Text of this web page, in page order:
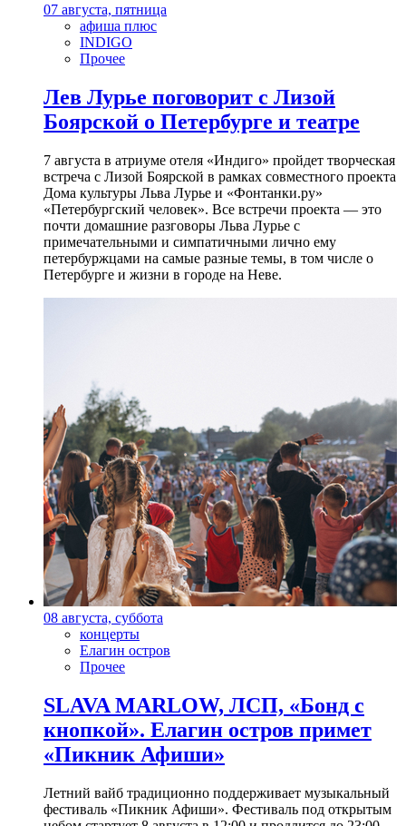
07 августа, пятница
афиша плюс
INDIGO
Прочее
Лев Лурье поговорит с Лизой
Боярской о Петербурге и театре
7 августа в атриуме отеля «Индиго» пройдет творческая
встреча с Лизой Боярской в рамках совместного проекта
Дома культуры Льва Лурье и «Фонтанки.ру»
«Петербургский человек». Все встречи проекта — это
почти домашние разговоры Льва Лурье с
примечательными и симпатичными лично ему
петербуржцами на самые разные темы, в том числе о
Петербурге и жизни в городе на Неве.
08 августа, суббота
концерты
Елагин остров
Прочее
SLAVA MARLOW, ЛСП, «Бонд с
кнопкой». Елагин остров примет
«Пикник Афиши»
Летний вайб традиционно поддерживает музыкальный
фестиваль «Пикник Афиши». Фестиваль под открытым